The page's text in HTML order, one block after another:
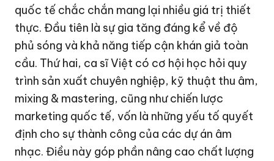
quốc tế chắc chắn mang lại nhiều giá trị thiết
thực. Đầu tiên là sự gia tăng đáng kể về độ
phủ sóng và khả năng tiếp cận khán giả toàn
cầu. Thứ hai, ca sĩ Việt có cơ hội học hỏi quy
trình sản xuất chuyên nghiệp, kỹ thuật thu âm,
mixing & mastering, cũng như chiến lược
marketing quốc tế, vốn là những yếu tố quyết
định cho sự thành công của các dự án âm
nhạc. Điều này góp phần nâng cao chất lượng